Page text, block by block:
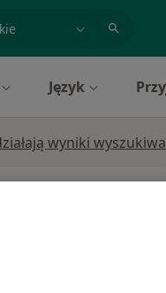
Język
wyniki